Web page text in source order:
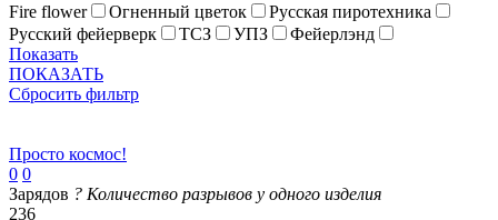
Fire flower
Огненный цветок
Русская пиротехника
Русский фейерверк
ТСЗ УПЗ
Фейерлэнд
Показать
ПОКАЗАТЬ
Сбросить фильтр
Просто космос!
0 0
Зарядов ? Количество разрывов у одного изделия
236